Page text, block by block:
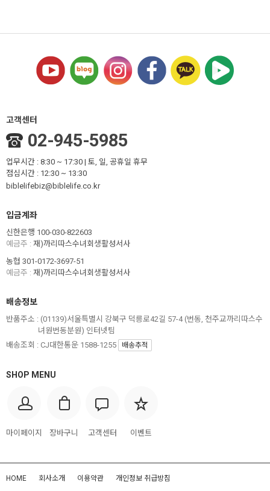
고객센터
02-945-5985
업무시간 : 8:30 ~ 17:30 | 토, 일, 공휴일 휴무
점심시간 : 12:30 ~ 13:30
biblelifebiz@biblelife.co.kr
입금계좌
신한은행 100-030-822603
예금주 : 재)까리따스수녀회생활성서사
농협 301-0172-3697-51
예금주 : 재)까리따스수녀회생활성서사
SHOP MENU
마이페이지 장바구니 고객센터 이벤트
배송정보
반품주소 : (01139)서울특별시 강북구 덕릉로42길 57-4 (번동, 천주교까리따스수
녀원번동분원) 인터넷팀
배송조회 : CJ대한통운 1588-1255
배송추적
HOME 회사소개 이용약관 개인정보 취급방침